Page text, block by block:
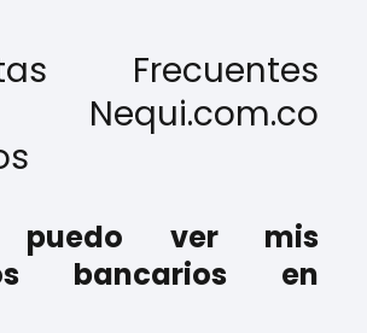
Frecuentes
Nequi.com.co
puedo ver mis
bancarios en